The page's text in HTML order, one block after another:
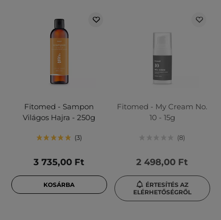
Fitomed - Sampon
Világos Hajra - 250g
3
3 735,00 Ft
KOSÁRBA
Fitomed - My Cream No.
10 - 15g
8
2 498,00 Ft
ÉRTESÍTÉS AZ
ELÉRHETŐSÉGRŐL